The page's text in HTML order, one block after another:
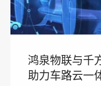
鸿泉物联与千
助力车路云一